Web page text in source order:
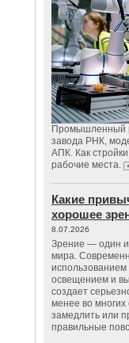
Промышленный
завода РНК,
АПК. Как
рабочие места.
Какие
хорошее
8.07.2026
Зрение — один
мира.
использованием
освещением и
создает
менее во
замедлить или
правильные